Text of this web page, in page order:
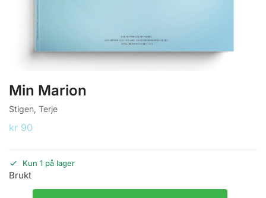
Min Marion
Stigen, Terje
kr 90
Kun 1 på lager
Brukt